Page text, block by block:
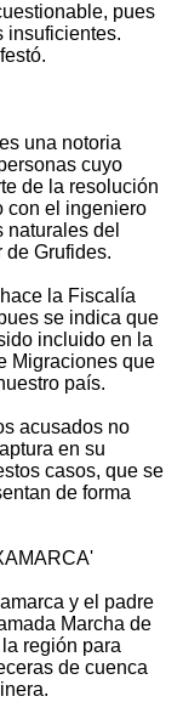
pues
insuficientes.
una notoria
cuyo
de la resolución
con el ingeniero
naturales del
Grufides.
la Fiscalía
se indica que
incluido en la
Migraciones que
país.
acusados no
en su
casos, que se
de forma
y el padre
Marcha de
región para
de cuenca